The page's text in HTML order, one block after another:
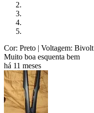
Cor: Preto | Voltagem: Bivolt
Muito boa esquenta bem
há 11 meses